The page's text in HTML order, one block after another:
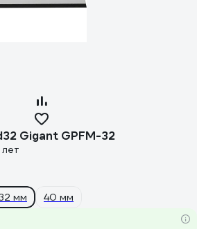
Gigant GPFM-32
лет
мм
40 мм